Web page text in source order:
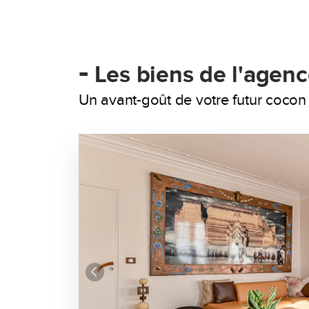
- Les biens de
Un avant-goût de votre futur cocon